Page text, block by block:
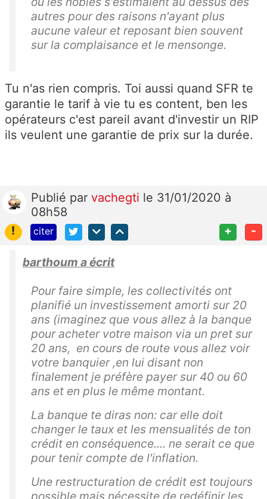
autres pour des raisons n'ayant plus
aucune valeur et reposant bien souvent
sur la complaisance et le mensonge.
Tu n'as rien compris. Toi aussi quand SFR te
garantie le tarif à vie tu es content, ben les
opérateurs c'est pareil avant d'investir un RIP
ils veulent une garantie de prix sur la durée.
Publié par vachegti le 31/01/2020 à
08h58
!
citer + -
barthoum a écrit
Pour faire simple, les collectivités ont
planifié un investissement amorti sur 20
ans (imaginez que vous allez à la banque
pour acheter votre maison via un pret sur
20 ans, en cours de route vous allez voir
votre banquier ,en lui disant non
finalement je préfère payer sur 40 ou 60
ans et en plus le même montant.
La banque te diras non: car elle doit
changer le taux et les mensualités de ton
crédit en conséquence.... ne serait ce que
pour tenir compte de l'inflation.
Une restructuration de crédit est toujours